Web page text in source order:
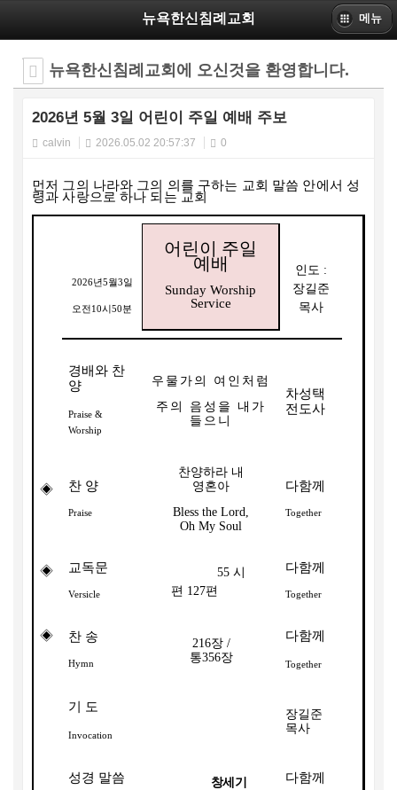
뉴욕한신침례교회 메뉴
뉴욕한신침례교회에 오신것을 환영합니다.
2026년 5월 3일 어린이 주일 예배 주보
calvin 2026.05.02 20:57:37 0
먼저 그의 나라와 그의 의를 구하는 교회 말씀 안에서 성
령과 사랑으로 하나 되는 교회
2026년5월3일
오전 10시 50분
어린이 주일
예배
Sunday Worship
Service
인도 :
장길준
목사
경배와 찬
양
Praise &
Worship
우물가의 여인처럼
주의 음성을 내가
들으니
차성택
전도사
◈ 찬 양
Praise
찬양하라 내
영혼아
Bless the Lord,
Oh My Soul
다함께
Together
◈ 교독문
Versicle
55 시
편 127편
다함께
Together
◈ 찬 송
Hymn
216장 /
통356장
다함께
Together
기 도
Invocation
장길준
목사
성경 말씀
창세기
다함께